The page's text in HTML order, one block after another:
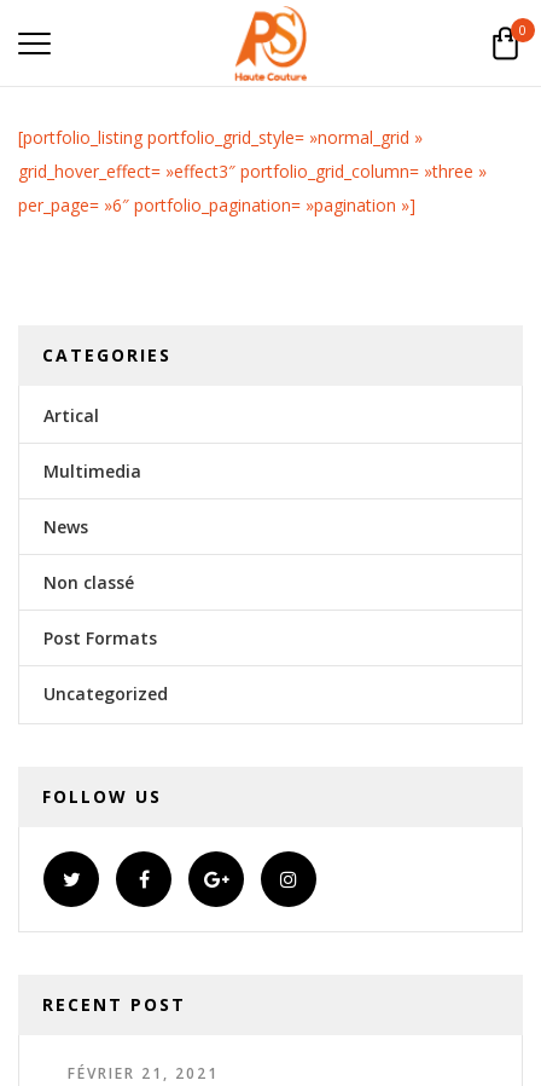
0
[portfolio_listing portfolio_grid_style= »normal_grid »
grid_hover_effect= »effect3″ portfolio_grid_column= »three »
per_page= »6″ portfolio_pagination= »pagination »]
CATEGORIES
Artical
Multimedia
News
Non classé
Post Formats
Uncategorized
FOLLOW US
RECENT POST
FÉVRIER 21, 2021